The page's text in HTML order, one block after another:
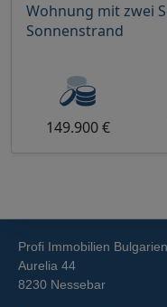
Wohnung mit zwei
Sonnenstrand
149.900 €
Profi Immobilien Bulgarien
Aurelia 44
8230 Nessebar